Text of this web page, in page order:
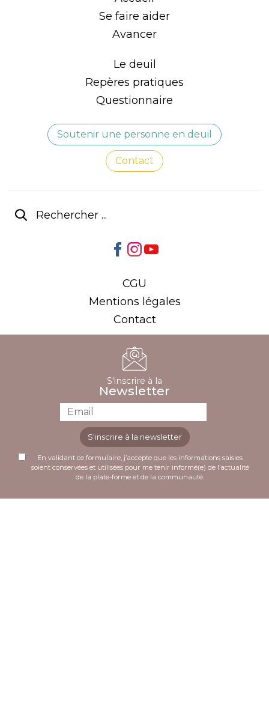
Se faire aider
Avancer
Le deuil
Repères pratiques
Questionnaire
Soutenir une personne en deuil
Contact
CGU
Mentions légales
Contact
S'inscrire à la
Newsletter
S'inscrire à la newsletter
En validant ce formulaire, j’accepte que les informations saisies
soient conservées et utilisées pour me tenir informé(e) de l’actualité
de la plate-forme et de la communauté.